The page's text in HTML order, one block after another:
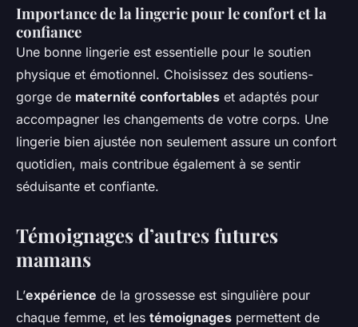
Importance de la lingerie pour le confort et la
confiance
Une bonne lingerie est essentielle pour le soutien
physique et émotionnel. Choisissez des soutiens-
gorge de maternité confortables et adaptés pour
accompagner les changements de votre corps. Une
lingerie bien ajustée non seulement assure un confort
quotidien, mais contribue également à se sentir
séduisante et confiante.
Témoignages d’autres futures
mamans
L’expérience de la grossesse est singulière pour
chaque femme, et les témoignages permettent de